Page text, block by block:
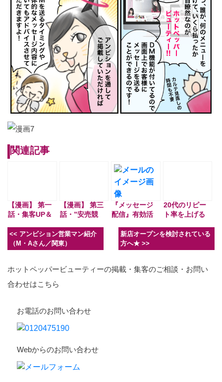
関連記事
【漫画】 第一
話・集客UP＆
ービューティ
ー活用術
【漫画】 第三
話・”安売競
す方法
『メッセージ
配信』有効活
か？？
20代のリピー
ト率を上げる
<< アンビション営業マン紹介
（M・Aさん／関東）
新店オープンを検討されている
方へ★ >>
ホットペッパービューティーの掲載・集客のご相談・お問い
合わせはこちら
お電話のお問い合わせ
Webからのお問い合わせ